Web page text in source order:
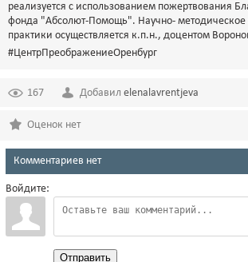
реализуется с использованием пожертвования
фонда "Абсолют-Помощь". Научно-
практики осуществляется к.п.н., доцентом
#ЦентрПреображениеОренбург
167 Добавил elenalavrentjeva
Оценок нет
Комментариев нет
Войдите:
Отправить